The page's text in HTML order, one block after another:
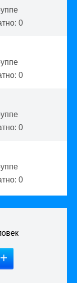
0
0
0
0